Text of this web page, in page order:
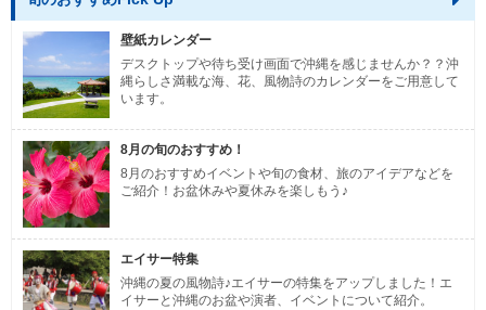
壁紙カレンダー
デスクトップや待ち受け画面で沖縄を感じませんか？？沖
縄らしさ満載な海、花、風物詩のカレンダーをご用意して
います。
8月の旬のおすすめ！
8月のおすすめイベントや旬の食材、旅のアイデアなどを
ご紹介！お盆休みや夏休みを楽しもう♪
エイサー特集
沖縄の夏の風物詩♪エイサーの特集をアップしました！エ
イサーと沖縄のお盆や演者、イベントについて紹介。